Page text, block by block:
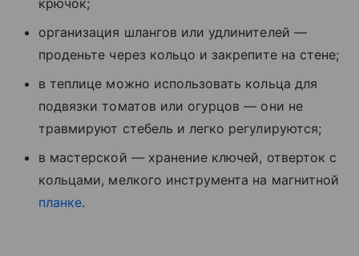
организация шлангов или удлинителей —
проденьте через кольцо и закрепите на стене;
в теплице можно использовать кольца для
подвязки томатов или огурцов — они не
травмируют стебель и легко регулируются;
в мастерской — хранение ключей, отверток с
кольцами, мелкого инструмента на магнитной
планке.